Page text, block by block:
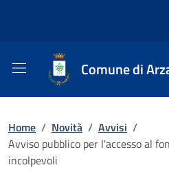
Comune di
Home / Novità / Avvisi /
Avviso pubblico per l'accesso al
incolpevoli